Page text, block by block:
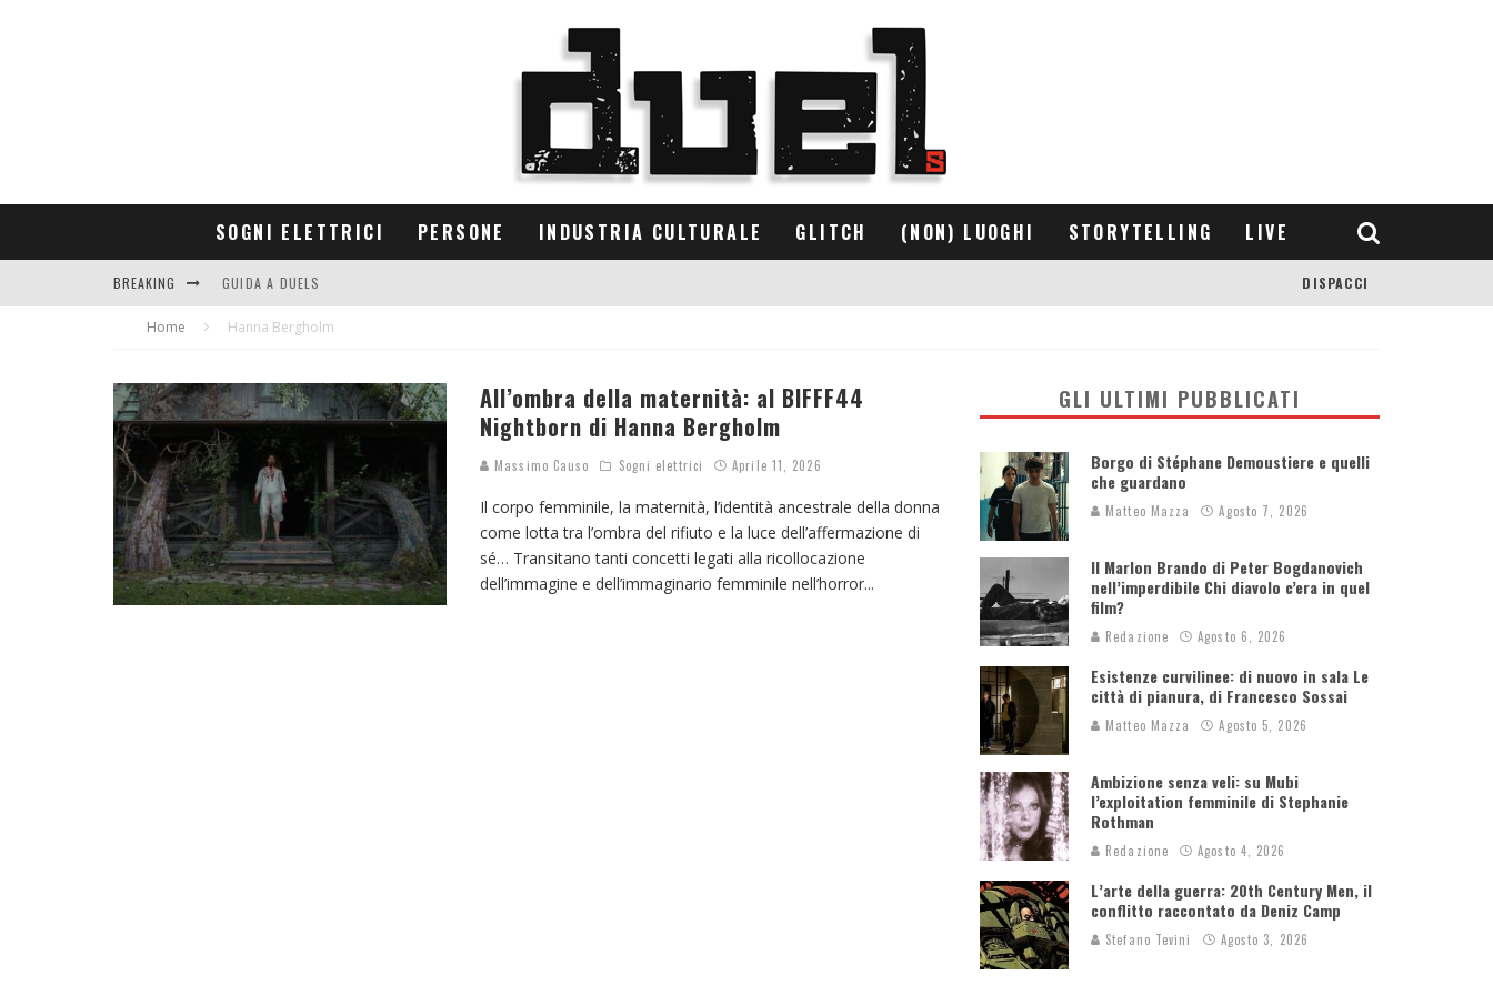
SOGNI ELETTRICI PERSONE INDUSTRIA CULTURALE GLITCH (NON) LUOGHI STORYTELLING LIVE
BREAKING GUIDA A DUELS
CONTRIBUTORS
DISPACCI
Home Hanna Bergholm
All’ombra della maternità: al BIFFF44
Nightborn di Hanna Bergholm
Massimo Causo Sogni elettrici Aprile 11, 2026
Il corpo femminile, la maternità, l’identità ancestrale della donna
come lotta tra l’ombra del rifiuto e la luce dell’affermazione di
sé… Transitano tanti concetti legati alla ricollocazione
dell’immagine e dell’immaginario femminile nell’horror...
GLI ULTIMI PUBBLICATI
Borgo di Stéphane Demoustiere e quelli
che guardano
Matteo Mazza Agosto 7, 2026
Il Marlon Brando di Peter Bogdanovich
nell’imperdibile Chi diavolo c’era in quel
film?
Redazione Agosto 6, 2026
Esistenze curvilinee: di nuovo in sala Le
città di pianura, di Francesco Sossai
Matteo Mazza Agosto 5, 2026
Ambizione senza veli: su Mubi
l’exploitation femminile di Stephanie
Rothman
Redazione Agosto 4, 2026
L’arte della guerra: 20th Century Men, il
conflitto raccontato da Deniz Camp
Stefano Tevini Agosto 3, 2026